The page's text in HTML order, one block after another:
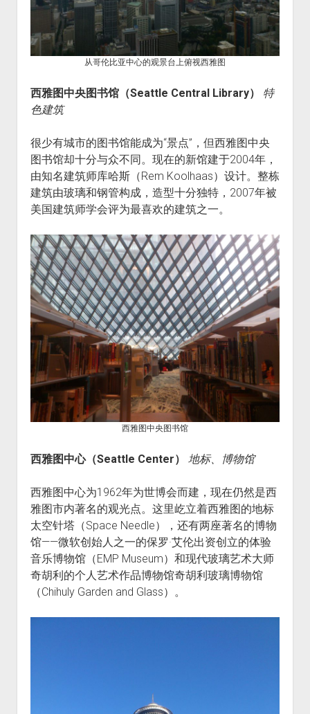
从哥伦比亚中心的观景台上俯视西雅图
西雅图中央图书馆（Seattle Central Library）
特
色建筑
很少有城市的图书馆能成为“景点”，但西雅图中央
图书馆却十分与众不同。现在的新馆建于2004年，
由知名建筑师库哈斯（Rem Koolhaas）设计。整栋
建筑由玻璃和钢管构成，造型十分独特，2007年被
美国建筑师学会评为最喜欢的建筑之一。
西雅图中央图书馆
西雅图中心（Seattle Center） 地标、博物馆
西雅图中心为1962年为世博会而建，现在仍然是西
雅图市内著名的观光点。这里屹立着西雅图的地标
太空针塔（Space Needle），还有两座著名的博物
馆——微软创始人之一的保罗·艾伦出资创立的体验
音乐博物馆（EMP Museum）和现代玻璃艺术大师
奇胡利的个人艺术作品博物馆奇胡利玻璃博物馆
（Chihuly Garden and Glass）。